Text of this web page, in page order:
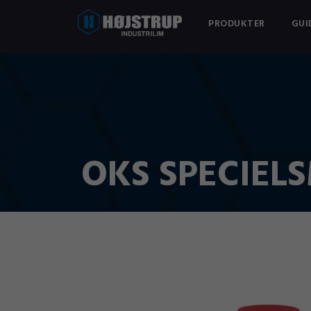
PRODUKTER
OKS